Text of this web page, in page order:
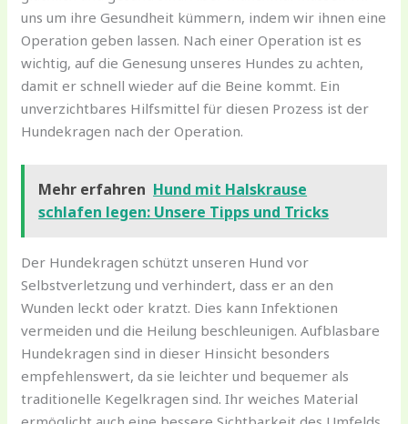
uns um ihre Gesundheit kümmern, indem wir ihnen eine
Operation geben lassen. Nach einer Operation ist es
wichtig, auf die Genesung unseres Hundes zu achten,
damit er schnell wieder auf die Beine kommt. Ein
unverzichtbares Hilfsmittel für diesen Prozess ist der
Hundekragen nach der Operation.
Mehr erfahren Hund mit Halskrause
schlafen legen: Unsere Tipps und Tricks
Der Hundekragen schützt unseren Hund vor
Selbstverletzung und verhindert, dass er an den
Wunden leckt oder kratzt. Dies kann Infektionen
vermeiden und die Heilung beschleunigen. Aufblasbare
Hundekragen sind in dieser Hinsicht besonders
empfehlenswert, da sie leichter und bequemer als
traditionelle Kegelkragen sind. Ihr weiches Material